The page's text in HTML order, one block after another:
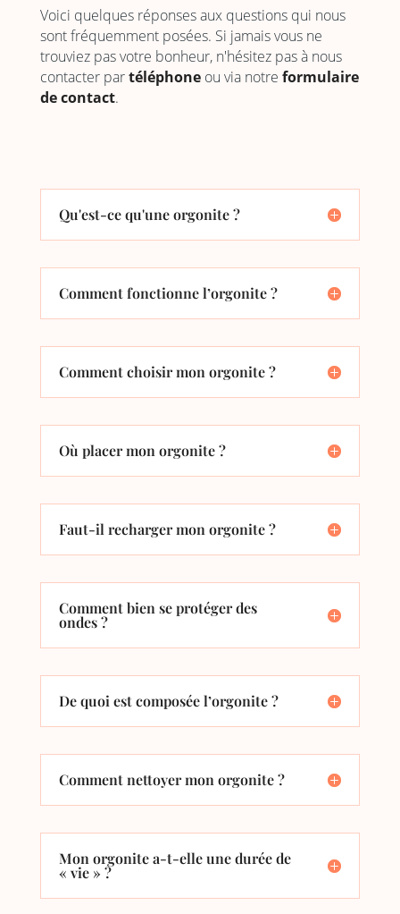
Voici quelques réponses aux questions qui nous
sont fréquemment posées. Si jamais vous ne
trouviez pas votre bonheur, n'hésitez pas à nous
contacter partéléphoneou via notre formulaire
de contact.
Qu'est-ce qu'une orgonite ?
Comment fonctionne l’orgonite ?
Comment choisir mon orgonite ?
Où placer mon orgonite ?
Faut-il recharger mon orgonite ?
Comment bien se protéger des
ondes ?
De quoi est composée l’orgonite ?
Comment nettoyer mon orgonite ?
Mon orgonite a-t-elle une durée de
« vie » ?